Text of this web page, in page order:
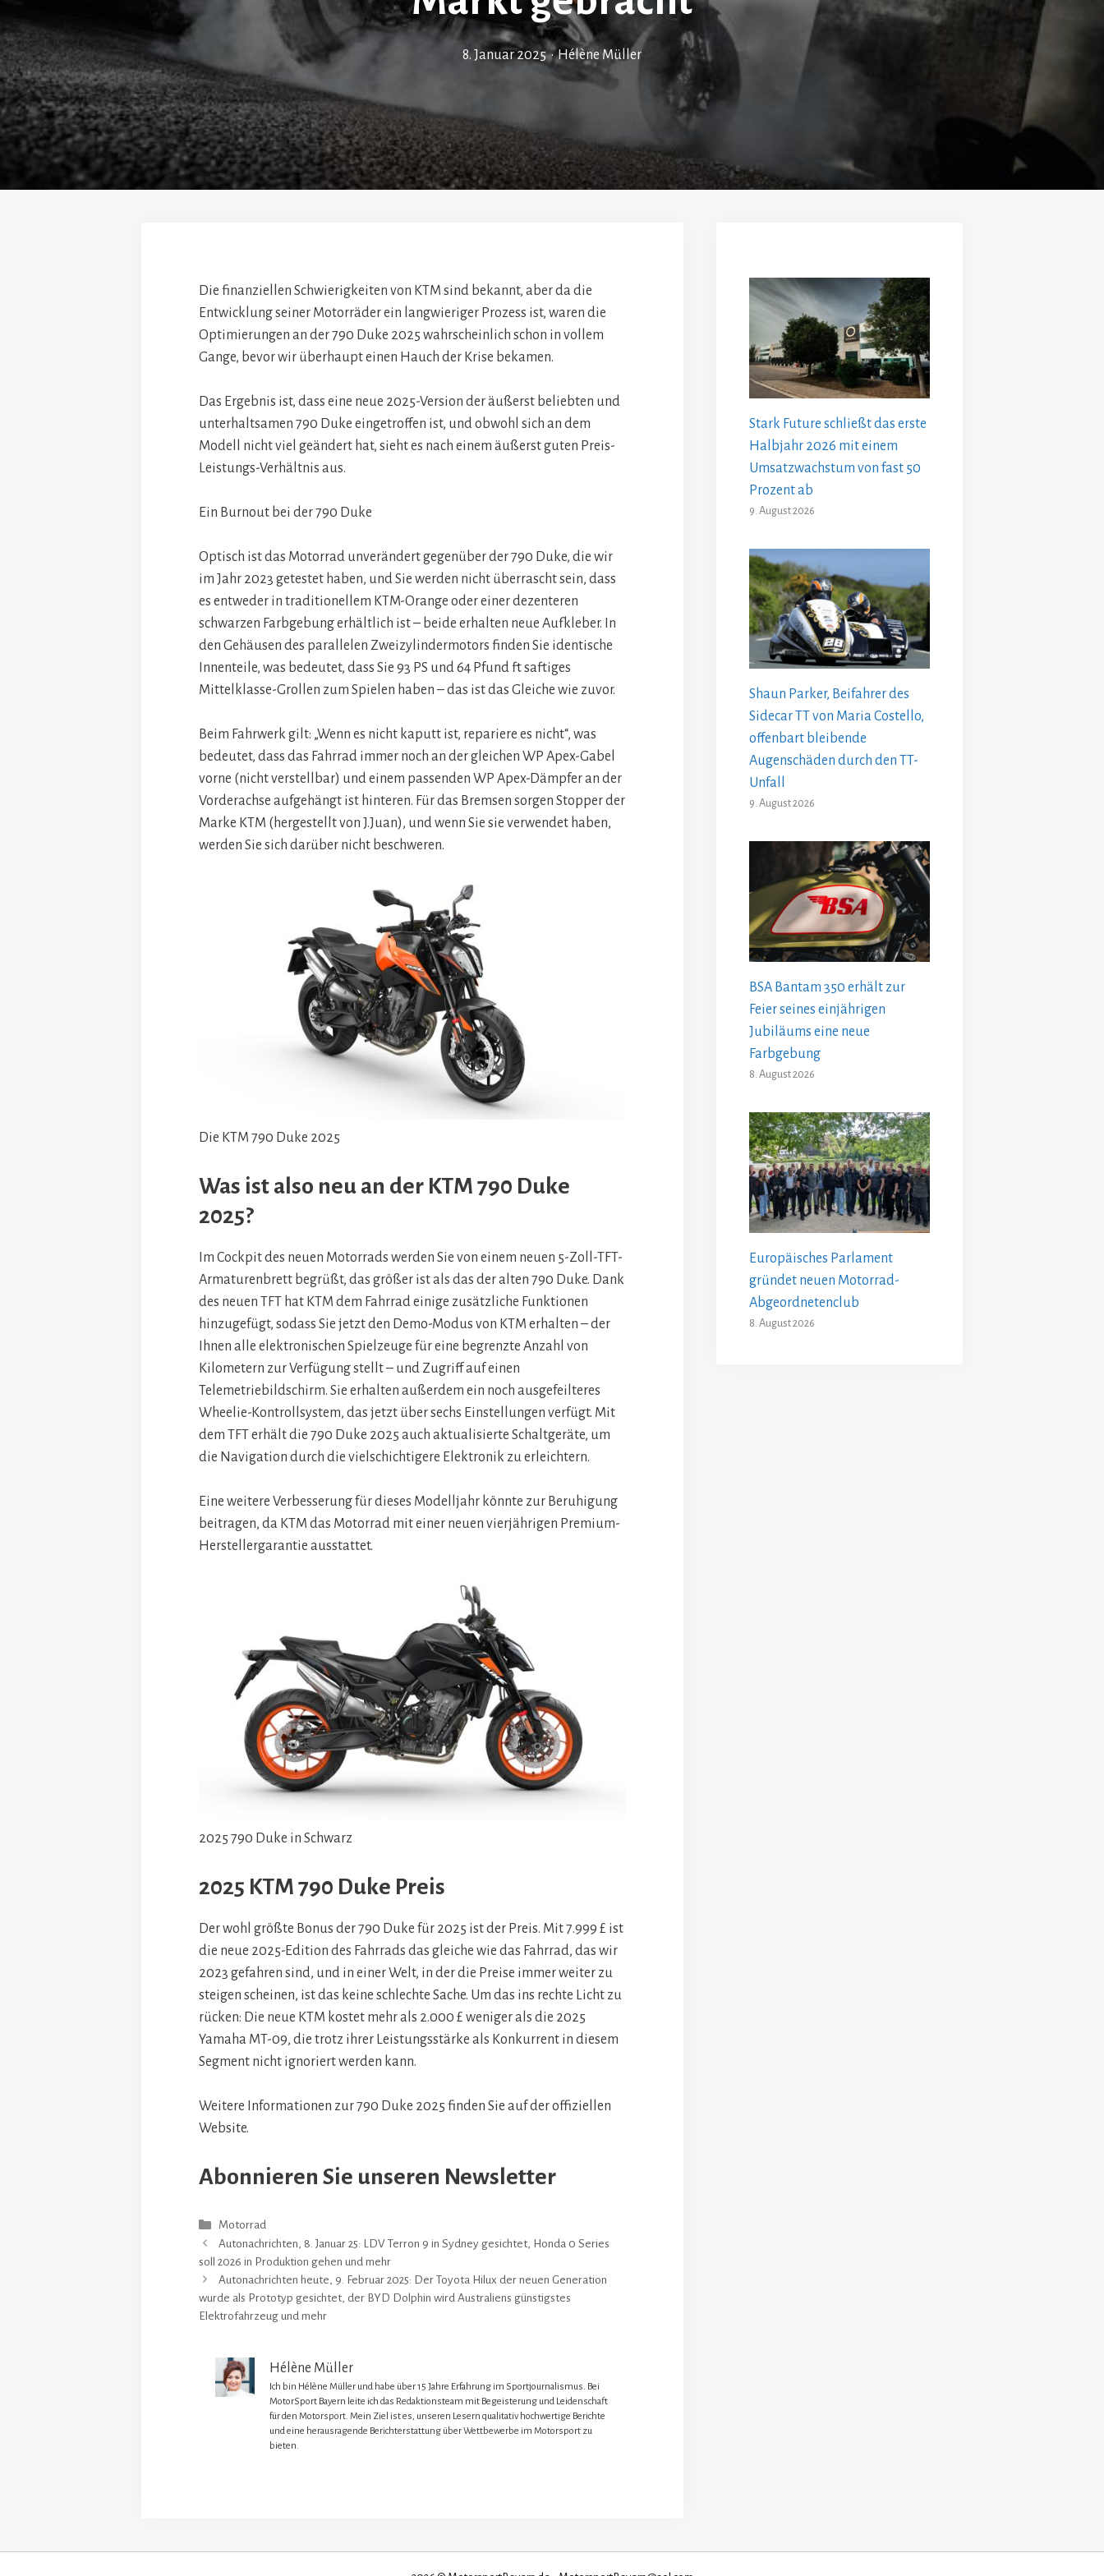
8. Januar 2025 • Hélène Müller
Die finanziellen Schwierigkeiten von KTM sind bekannt, aber da die
Entwicklung seiner Motorräder ein langwieriger Prozess ist, waren die
Optimierungen an der 790 Duke 2025 wahrscheinlich schon in vollem
Gange, bevor wir überhaupt einen Hauch der Krise bekamen.
Das Ergebnis ist, dass eine neue 2025-Version der äußerst beliebten und
unterhaltsamen 790 Duke eingetroffen ist, und obwohl sich an dem
Modell nicht viel geändert hat, sieht es nach einem äußerst guten Preis-
Leistungs-Verhältnis aus.
Ein Burnout bei der 790 Duke
Optisch ist das Motorrad unverändert gegenüber der 790 Duke, die wir
im Jahr 2023 getestet haben, und Sie werden nicht überrascht sein, dass
es entweder in traditionellem KTM-Orange oder einer dezenteren
schwarzen Farbgebung erhältlich ist – beide erhalten neue Aufkleber. In
den Gehäusen des parallelen Zweizylindermotors finden Sie identische
Innenteile, was bedeutet, dass Sie 93 PS und 64 Pfund ft saftiges
Mittelklasse-Grollen zum Spielen haben – das ist das Gleiche wie zuvor.
Beim Fahrwerk gilt: „Wenn es nicht kaputt ist, repariere es nicht“, was
bedeutet, dass das Fahrrad immer noch an der gleichen WP Apex-Gabel
vorne (nicht verstellbar) und einem passenden WP Apex-Dämpfer an der
Vorderachse aufgehängt ist hinteren. Für das Bremsen sorgen Stopper der
Marke KTM (hergestellt von J.Juan), und wenn Sie sie verwendet haben,
werden Sie sich darüber nicht beschweren.
Die KTM 790 Duke 2025
Was ist also neu an der KTM 790 Duke
2025?
Im Cockpit des neuen Motorrads werden Sie von einem neuen 5-Zoll-TFT-
Armaturenbrett begrüßt, das größer ist als das der alten 790 Duke. Dank
des neuen TFT hat KTM dem Fahrrad einige zusätzliche Funktionen
hinzugefügt, sodass Sie jetzt den Demo-Modus von KTM erhalten – der
Ihnen alle elektronischen Spielzeuge für eine begrenzte Anzahl von
Kilometern zur Verfügung stellt – und Zugriff auf einen
Telemetriebildschirm. Sie erhalten außerdem ein noch ausgefeilteres
Wheelie-Kontrollsystem, das jetzt über sechs Einstellungen verfügt. Mit
dem TFT erhält die 790 Duke 2025 auch aktualisierte Schaltgeräte, um
die Navigation durch die vielschichtigere Elektronik zu erleichtern.
Eine weitere Verbesserung für dieses Modelljahr könnte zur Beruhigung
beitragen, da KTM das Motorrad mit einer neuen vierjährigen Premium-
Herstellergarantie ausstattet.
2025 790 Duke in Schwarz
2025 KTM 790 Duke Preis
Der wohl größte Bonus der 790 Duke für 2025 ist der Preis. Mit 7.999 £ ist
die neue 2025-Edition des Fahrrads das gleiche wie das Fahrrad, das wir
2023 gefahren sind, und in einer Welt, in der die Preise immer weiter zu
steigen scheinen, ist das keine schlechte Sache. Um das ins rechte Licht zu
rücken: Die neue KTM kostet mehr als 2.000 £ weniger als die 2025
Yamaha MT-09, die trotz ihrer Leistungsstärke als Konkurrent in diesem
Segment nicht ignoriert werden kann.
Weitere Informationen zur 790 Duke 2025 finden Sie auf der offiziellen
Website.
Abonnieren Sie unseren Newsletter
Kategorien
Motorrad
Autonachrichten, 8. Januar 25: LDV Terron 9 in Sydney gesichtet, Honda 0 Series
soll 2026 in Produktion gehen und mehr
Autonachrichten heute, 9. Februar 2025: Der Toyota Hilux der neuen Generation
wurde als Prototyp gesichtet, der BYD Dolphin wird Australiens günstigstes
Elektrofahrzeug und mehr
Hélène Müller
Ich bin Hélène Müller und habe über 15 Jahre Erfahrung im Sportjournalismus. Bei
MotorSport Bayern leite ich das Redaktionsteam mit Begeisterung und Leidenschaft
für den Motorsport. Mein Ziel ist es, unseren Lesern qualitativ hochwertige Berichte
und eine herausragende Berichterstattung über Wettbewerbe im Motorsport zu
bieten.
Stark Future schließt das erste
Halbjahr 2026 mit einem
Umsatzwachstum von fast 50
Prozent ab
9. August 2026
Shaun Parker, Beifahrer des
Sidecar TT von Maria Costello,
offenbart bleibende
Augenschäden durch den TT-
Unfall
9. August 2026
BSA Bantam 350 erhält zur
Feier seines einjährigen
Jubiläums eine neue
Farbgebung
8. August 2026
Europäisches Parlament
gründet neuen Motorrad-
Abgeordnetenclub
8. August 2026